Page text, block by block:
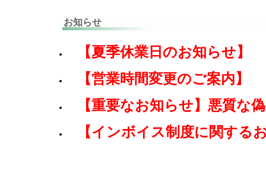
お知らせ
【夏季休業日のお知らせ】
【営業時間変更のご案内】
【重要なお知らせ】悪質な
【インボイス制度に関する